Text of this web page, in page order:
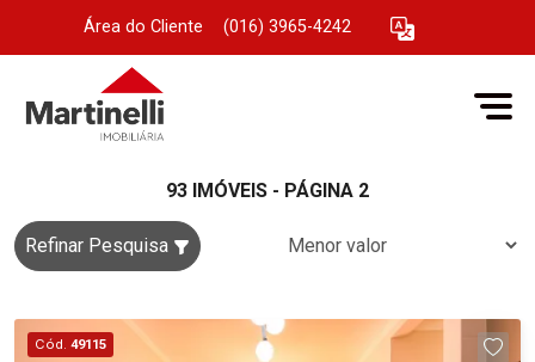
Área do Cliente (016) 3965-4242
93 IMÓVEIS - PÁGINA 2
Refinar Pesquisa
Cód. 49115